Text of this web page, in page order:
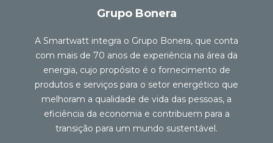
Grupo Bonera
A Smartwatt integra o Grupo Bonera, que conta
com mais de 70 anos de experiência na área da
energia, cujo propósito é o fornecimento de
produtos e serviços para o setor energético que
melhoram a qualidade de vida das pessoas, a
eficiência da economia e contribuem para a
transição para um mundo sustentável.